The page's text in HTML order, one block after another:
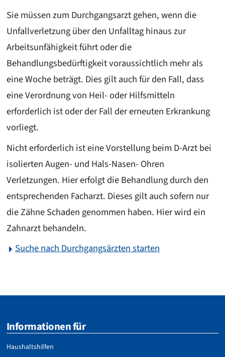
Sie müssen zum Durchgangsarzt gehen, wenn die
Unfallverletzung über den Unfalltag hinaus zur
Arbeitsunfähigkeit führt oder die
Behandlungsbedürftigkeit voraussichtlich mehr als
eine Woche beträgt. Dies gilt auch für den Fall, dass
eine Verordnung von Heil- oder Hilfsmitteln
erforderlich ist oder der Fall der erneuten Erkrankung
vorliegt.
Nicht erforderlich ist eine Vorstellung beim D-Arzt bei
isolierten Augen- und Hals-Nasen- Ohren
Verletzungen. Hier erfolgt die Behandlung durch den
entsprechenden Facharzt. Dieses gilt auch sofern nur
die Zähne Schaden genommen haben. Hier wird ein
Zahnarzt behandeln.
Suche nach Durchgangsärzten starten
Informationen für
Haushaltshilfen